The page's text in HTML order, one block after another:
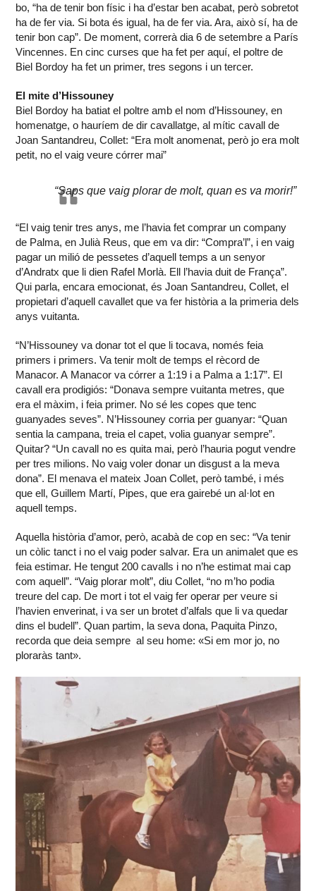
bo, “ha de tenir bon físic i ha d’estar ben acabat, però sobretot
ha de fer via. Si bota és igual, ha de fer via. Ara, això sí, ha de
tenir bon cap”. De moment, correrà dia 6 de setembre a París
Vincennes. En cinc curses que ha fet per aquí, el poltre de
Biel Bordoy ha fet un primer, tres segons i un tercer.
El mite d’Hissouney
Biel Bordoy ha batiat el poltre amb el nom d’Hissouney, en
homenatge, o hauríem de dir cavallatge, al mític cavall de
Joan Santandreu, Collet: “Era molt anomenat, però jo era molt
petit, no el vaig veure córrer mai”
“Saps que vaig plorar de molt, quan es va morir!”
“El vaig tenir tres anys, me l’havia fet comprar un company
de Palma, en Julià Reus, que em va dir: “Compra’l”, i en vaig
pagar un milió de pessetes d’aquell temps a un senyor
d’Andratx que li dien Rafel Morlà. Ell l’havia duit de França”.
Qui parla, encara emocionat, és Joan Santandreu, Collet, el
propietari d’aquell cavallet que va fer història a la primeria dels
anys vuitanta.
“N’Hissouney va donar tot el que li tocava, només feia
primers i primers. Va tenir molt de temps el rècord de
Manacor. A Manacor va córrer a 1:19 i a Palma a 1:17”. El
cavall era prodigiós: “Donava sempre vuitanta metres, que
era el màxim, i feia primer. No sé les copes que tenc
guanyades seves”. N’Hissouney corria per guanyar: “Quan
sentia la campana, treia el capet, volia guanyar sempre”.
Quitar? “Un cavall no es quita mai, però l’hauria pogut vendre
per tres milions. No vaig voler donar un disgust a la meva
dona”. El menava el mateix Joan Collet, però també, i més
que ell, Guillem Martí, Pipes, que era gairebé un al·lot en
aquell temps.
Aquella història d’amor, però, acabà de cop en sec: “Va tenir
un còlic tanct i no el vaig poder salvar. Era un animalet que es
feia estimar. He tengut 200 cavalls i no n’he estimat mai cap
com aquell”. “Vaig plorar molt”, diu Collet, “no m’ho podia
treure del cap. De mort i tot el vaig fer operar per veure si
l’havien enverinat, i va ser un brotet d’alfals que li va quedar
dins el budell”. Quan partim, la seva dona, Paquita Pinzo,
recorda que deia sempre al seu home: «Si em mor jo, no
ploraràs tant».